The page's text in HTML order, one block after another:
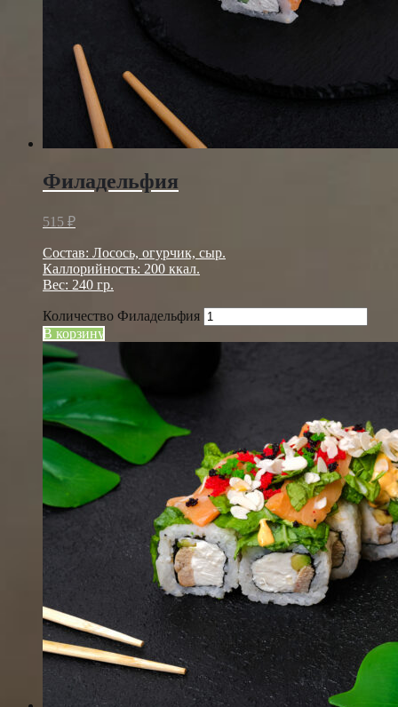
Филадельфия
515 ₽
Состав: Лосось, огурчик, сыр.
Каллорийность: 200 ккал.
Вес: 240 гр.
Количество Филадельфия
В корзину